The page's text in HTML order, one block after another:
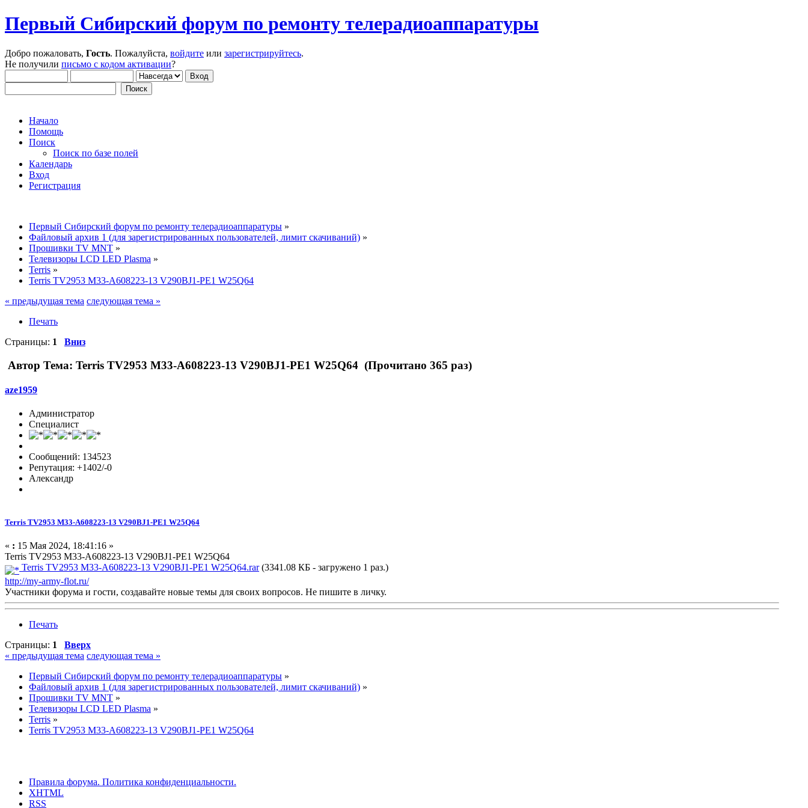
Первый Сибирский форум по ремонту телерадиоаппаратуры
Добро пожаловать, Гость. Пожалуйста, войдите или зарегистрируйтесь.
Не получили письмо с кодом активации?
Начало
Помощь
Поиск
Поиск по базе полей
Календарь
Вход
Регистрация
Первый Сибирский форум по ремонту телерадиоаппаратуры »
Файловый архив 1 (для зарегистрированных пользователей, лимит скачиваний) »
Прошивки TV MNT »
Телевизоры LCD LED Plasma »
Terris »
Terris TV2953 M33-A608223-13 V290BJ1-PE1 W25Q64
« предыдущая тема следующая тема »
Печать
Страницы: 1 Вниз
Автор Тема: Terris TV2953 M33-A608223-13 V290BJ1-PE1 W25Q64 (Прочитано 365 раз)
aze1959
Администратор
Специалист
Сообщений: 134523
Репутация: +1402/-0
Александр
Terris TV2953 M33-A608223-13 V290BJ1-PE1 W25Q64
« : 15 Мая 2024, 18:41:16 »
Terris TV2953 M33-A608223-13 V290BJ1-PE1 W25Q64
Terris TV2953 M33-A608223-13 V290BJ1-PE1 W25Q64.rar(3341.08 КБ - загружено 1 раз.)
http://my-army-flot.ru/
Участники форума и гости, создавайте новые темы для своих вопросов. Не пишите в личку.
Печать
Страницы: 1
Вверх
« предыдущая тема следующая тема »
Первый Сибирский форум по ремонту телерадиоаппаратуры »
Файловый архив 1 (для зарегистрированных пользователей, лимит скачиваний) »
Прошивки TV MNT »
Телевизоры LCD LED Plasma »
Terris »
Terris TV2953 M33-A608223-13 V290BJ1-PE1 W25Q64
Правила форума. Политика конфиденциальности.
XHTML
RSS